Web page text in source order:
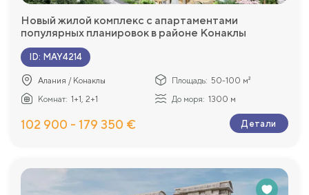
Новый жилой комплекс с апартаментами
популярных планировок в районе Конаклы
ID: MAY4214
Алания / Конаклы Площадь: 50-100 м²
Комнат: 1+1, 2+1 До моря: 1300 м
102 900 - 179 350 € Детали